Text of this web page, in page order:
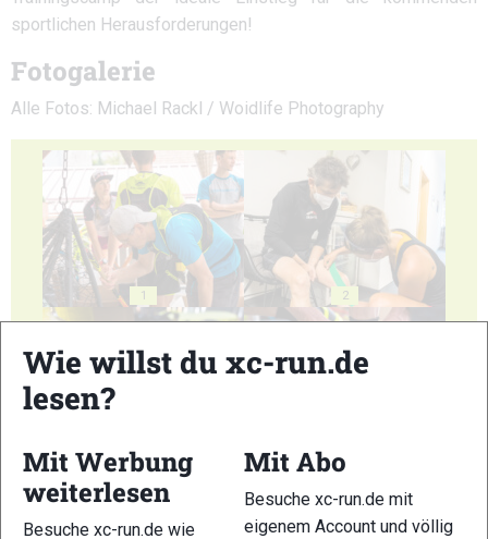
sportlichen Herausforderungen!
Fotogalerie
Alle Fotos: Michael Rackl / Woidlife Photography
1 2
Wie willst du xc-run.de
lesen?
Mit Werbung
weiterlesen
Besuche xc-run.de wie
Mit Abo
Besuche xc-run.de mit
eigenem Account und völlig